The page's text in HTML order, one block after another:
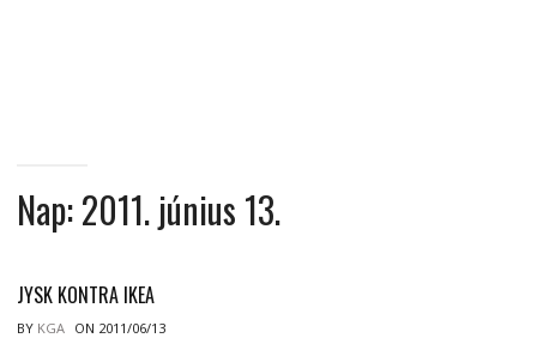
Nap:2011. június 13.
JYSK KONTRA IKEA
BY KGA ON 2011/06/13